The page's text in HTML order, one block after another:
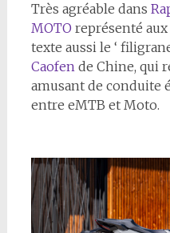
Très agréable dans
MOTO représenté
texte aussi le ‘
Caofende Chine, qui
amusant de conduite
entre eMTB et Moto.